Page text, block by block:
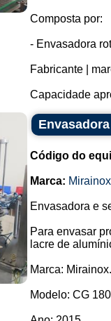
Composta por:
- Envasadora
Fabricante |
Capacidade
Código do
Marca: Mirainox
Envasadora e
Para envasar
lacre de
Marca: Mirainox.
Modelo: CG